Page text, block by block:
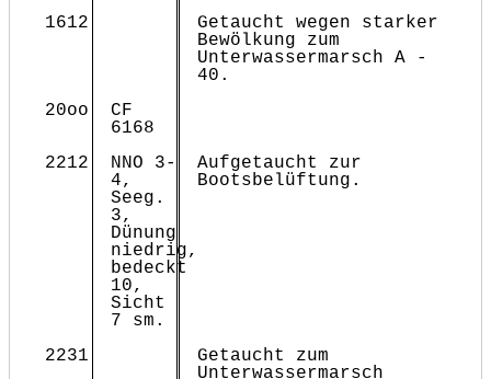
1612
Getaucht wegen starker
Bewölkung zum
Unterwassermarsch A -
40.
20oo
CF
6168
2212
NNO 3-
4,
Seeg.
3,
Dünung
niedrig,
bedeckt
10,
Sicht
7 sm.
Aufgetaucht zur
Bootsbelüftung.
2231
Getaucht zum
Unterwassermarsch